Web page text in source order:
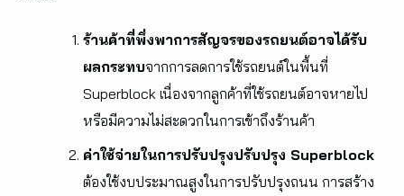
ร้านค้าที่พึ่งพาการสัญจรของรถยนต์อาจได้รับ
ผลกระทบจากการลดการใช้รถยนต์ในพื้นที่
Superblock เนื่องจากลูกค้าที่ใช้รถยนต์อาจหายไป
หรือมีความไม่สะดวกในการเข้าถึงร้านค้า
ค่าใช้จ่ายในการปรับปรุงปรับปรุง Superblock
ต้องใช้งบประมาณสูงในการปรับปรุงถนน การสร้าง